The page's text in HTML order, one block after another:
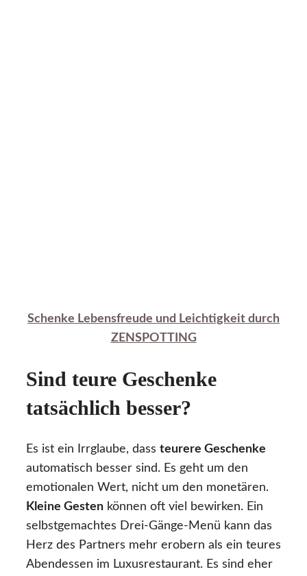
Schenke Lebensfreude und Leichtigkeit durch
ZENSPOTTING
Sind teure Geschenke
tatsächlich besser?
Es ist ein Irrglaube, dass teurere Geschenke
automatisch besser sind. Es geht um den
emotionalen Wert, nicht um den monetären.
Kleine Gesten können oft viel bewirken. Ein
selbstgemachtes Drei-Gänge-Menü kann das
Herz des Partners mehr erobern als ein teures
Abendessen im Luxusrestaurant. Es sind eher